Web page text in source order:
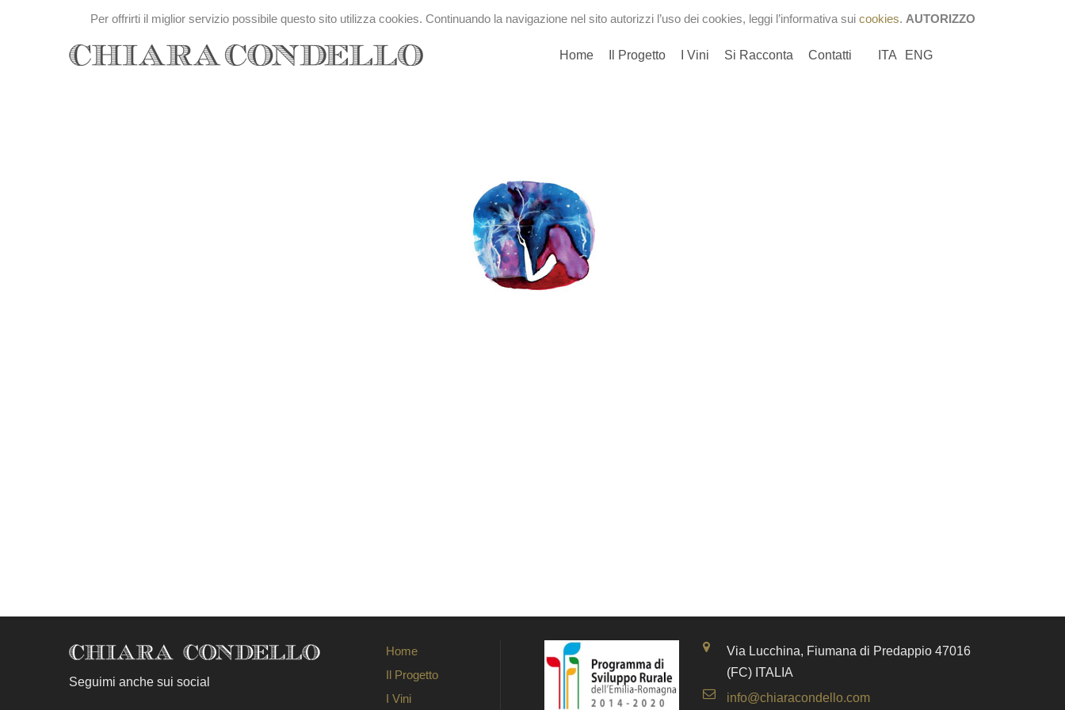
Per offrirti il miglior servizio possibile questo sito utilizza cookies. Continuando la navigazione nel sito autorizzi l’uso dei cookies, leggi l’informativa sui cookies. AUTORIZZO
Home Il Progetto I Vini Si Racconta Contatti ITA ENG
Seguimi anche sui social
Home
Il Progetto
I Vini
Via Lucchina, Fiumana di Predappio 47016
(FC) ITALIA
info@chiaracondello.com